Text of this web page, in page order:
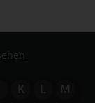
K L
M